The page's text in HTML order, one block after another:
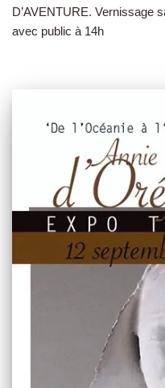
D’AVENTURE. Vernissage
avec public à 14h